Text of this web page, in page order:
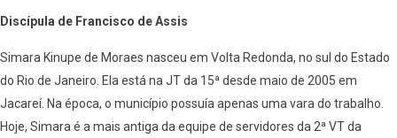
Discípula de Francisco de Assis
Simara Kinupe de Moraes nasceu em Volta Redonda, no sul do Estado
do Rio de Janeiro. Ela está na JT da 15ª desde maio de 2005 em
Jacareí. Na época, o município possuía apenas uma vara do trabalho.
Hoje, Simara é a mais antiga da equipe de servidores da 2ª VT da